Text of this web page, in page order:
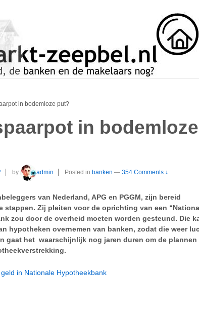
in bodemloze put?
in bodemloze
by admin Posted in banken — 354 Comments ↓
van Nederland, APG en PGGM, zijn bereid
stappen. Zij pleiten voor de oprichting van een
zou door de overheid moeten worden gesteund. Die
hypotheken overnemen van banken, zodat die weer
gaat het waarschijnlijk nog jaren duren om de plannen
geld in Nationale Hypotheekbank